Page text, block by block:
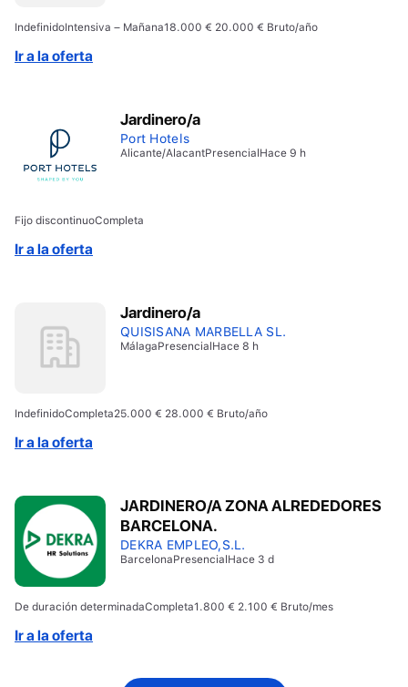
IndefinidoIntensiva – Mañana18.000 € 20.000 € Bruto/año
Ir a la oferta
Jardinero/a
Port Hotels
Alicante/AlacantPresencialHace 9 h
Fijo discontinuoCompleta
Ir a la oferta
Jardinero/a
QUISISANA MARBELLA SL.
MálagaPresencialHace 8 h
IndefinidoCompleta25.000 € 28.000 € Bruto/año
Ir a la oferta
JARDINERO/A ZONA ALREDEDORES
BARCELONA.
DEKRA EMPLEO,S.L.
BarcelonaPresencialHace 3 d
De duración determinadaCompleta1.800 € 2.100 € Bruto/mes
Ir a la oferta